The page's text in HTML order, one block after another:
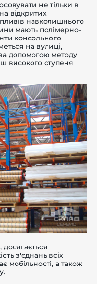
не тільки в
відкритих
навколишнього
мають полімерно-
консольного
на вулиці,
допомогою методу
високого ступеня
з'єднань всіх
мобільності, а також